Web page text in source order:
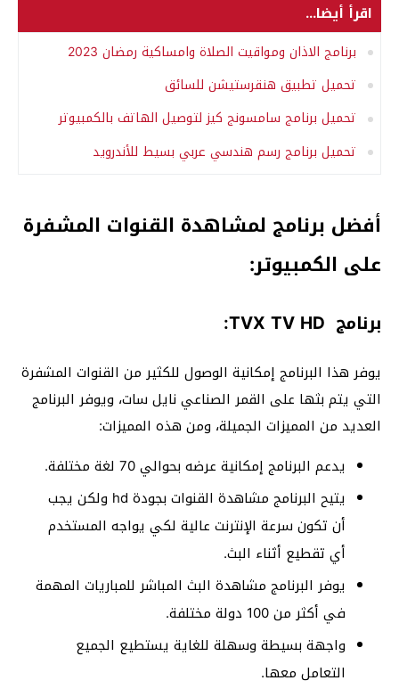
اقرأ أيضا...
برنامج الاذان ومواقيت الصلاة وامساكية رمضان 2023
تحميل تطبيق هنقرستيشن للسائق
تحميل برنامج سامسونج كيز لتوصيل الهاتف بالكمبيوتر
تحميل برنامج رسم هندسي عربي بسيط للأندرويد
أفضل برنامج لمشاهدة القنوات المشفرة
على الكمبيوتر:
برنامج TVX TV HD:
يوفر هذا البرنامج إمكانية الوصول للكثير من القنوات المشفرة
التي يتم بثها على القمر الصناعي نايل سات، ويوفر البرنامج
العديد من المميزات الجميلة، ومن هذه المميزات:
يدعم البرنامج إمكانية عرضه بحوالي 70 لغة مختلفة.
يتيح البرنامج مشاهدة القنوات بجودة hd ولكن يجب
أن تكون سرعة الإنترنت عالية لكي يواجه المستخدم
أي تقطيع أثناء البث.
يوفر البرنامج مشاهدة البث المباشر للمباريات المهمة
في أكثر من 100 دولة مختلفة.
واجهة بسيطة وسهلة للغاية يستطيع الجميع
التعامل معها.